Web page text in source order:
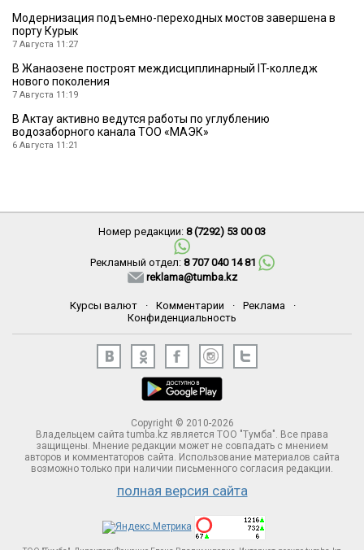
Модернизация подъемно-переходных мостов завершена в
порту Курык
7 Августа 11:27
В Жанаозене построят междисциплинарный IT-колледж
нового поколения
7 Августа 11:19
В Актау активно ведутся работы по углублению
водозаборного канала ТОО «МАЭК»
6 Августа 11:21
Номер редакции: 8 (7292) 53 00 03
Рекламный отдел: 8 707 040 14 81
reklama@tumba.kz
Курсы валют · Комментарии · Реклама
·
Конфиденциальность
Copyright © 2010-2026
Владельцем сайта tumba.kz является ТОО "Тумба". Все права
защищены. Мнение редакции может не совпадать с мнением
авторов и комментаторов сайта. Использование материалов сайта
возможно только при наличии письменного согласия редакции.
полная версия сайта